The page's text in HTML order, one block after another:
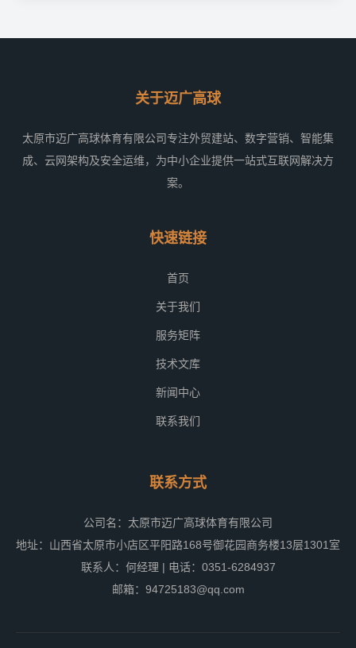
关于迈广高球
太原市迈广高球体育有限公司专注外贸建站、数字营销、智能集
成、云网架构及安全运维，为中小企业提供一站式互联网解决方
案。
快速链接
首页
关于我们
服务矩阵
技术文库
新闻中心
联系我们
联系方式
公司名：太原市迈广高球体育有限公司
地址：山西省太原市小店区平阳路168号御花园商务楼13层1301室
联系人：何经理 | 电话：0351-6284937
邮箱：94725183@qq.com